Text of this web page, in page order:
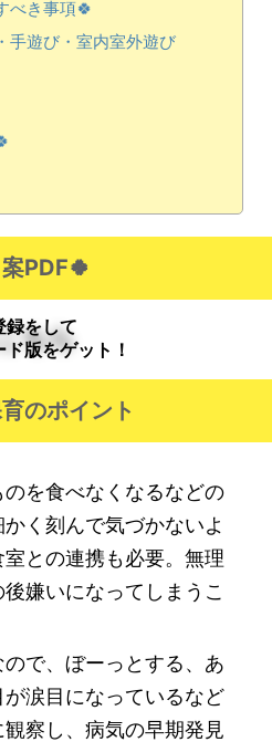
べき事項🍀
手遊び・室内室外遊び
PDF🍀
ちら
録をして
版をゲット！
のポイント
を食べなくなるなどの
く刻んで気づかないよ
との連携も必要。無理
嫌いになってしまうこ
で、ぼーっとする、あ
涙目になっているなど
察し、病気の早期発見